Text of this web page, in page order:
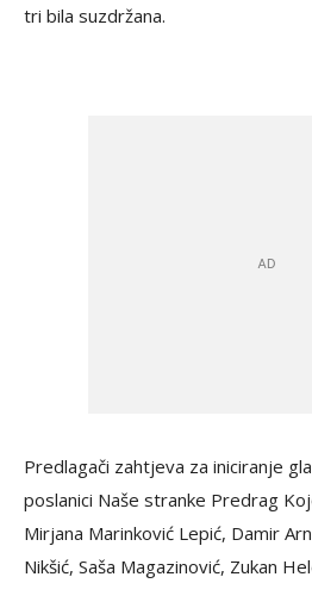
tri bila suzdržana.
Predlagači zahtjeva za iniciranje
poslanici Naše stranke Predrag
Mirjana Marinković Lepić, Damir
Nikšić, Saša Magazinović, Zukan